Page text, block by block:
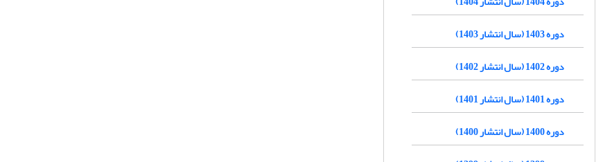
دوره 1403 (سال انتشار 1403)
دوره 1402 (سال انتشار 1402)
دوره 1401 (سال انتشار 1401)
دوره 1400 (سال انتشار 1400)